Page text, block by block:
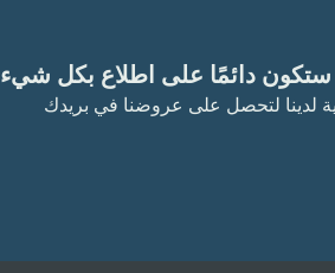
ستكون دائمًا على اطلاع بكل شيء
لدينا لتحصل على عروضنا في بريدك